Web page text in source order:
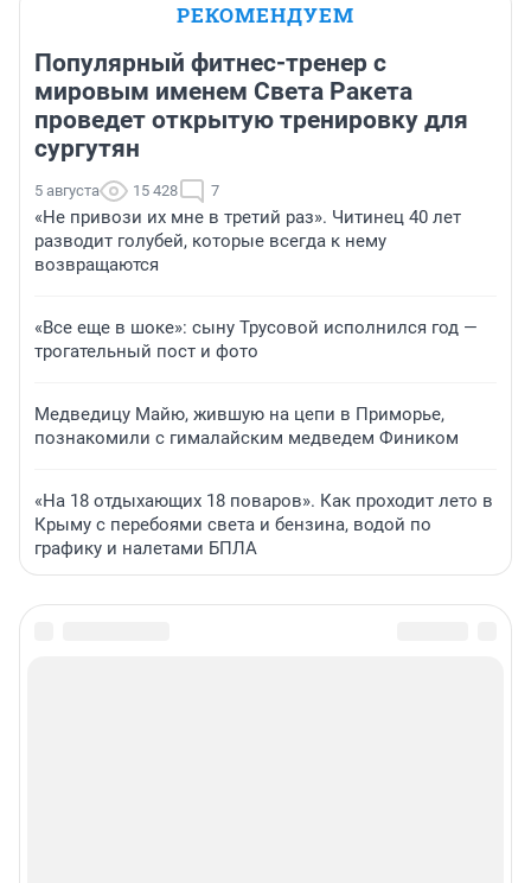
РЕКОМЕНДУЕМ
Популярный фитнес-тренер с
мировым именем Света Ракета
проведет открытую тренировку для
сургутян
5 августа 15 428 7
«Не привози их мне в третий раз». Читинец 40 лет
разводит голубей, которые всегда к нему
возвращаются
«Все еще в шоке»: сыну Трусовой исполнился год —
трогательный пост и фото
Медведицу Майю, жившую на цепи в Приморье,
познакомили с гималайским медведем Фиником
«На 18 отдыхающих 18 поваров». Как проходит лето в
Крыму с перебоями света и бензина, водой по
графику и налетами БПЛА